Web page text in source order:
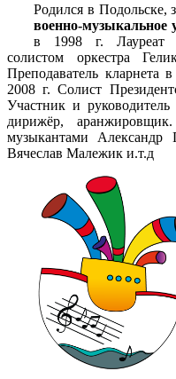
Родился в Подольске,
военно-музыкальное
в 1998 г. Лауреат
солистом оркестра
Преподаватель кларнета
2008 г. Солист
Участник и руководитель
дирижёр,
музыкантами Александр
Вячеслав Малежик и.т.д